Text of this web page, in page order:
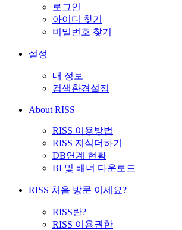
로그인
아이디 찾기
비밀번호 찾기
설정
내 정보
검색환경설정
About RISS
RISS 이용방법
RISS 지식더하기
DB연계 현황
BI 및 배너 다운로드
RISS 처음 방문 이세요?
RISS란?
RISS 이용권한